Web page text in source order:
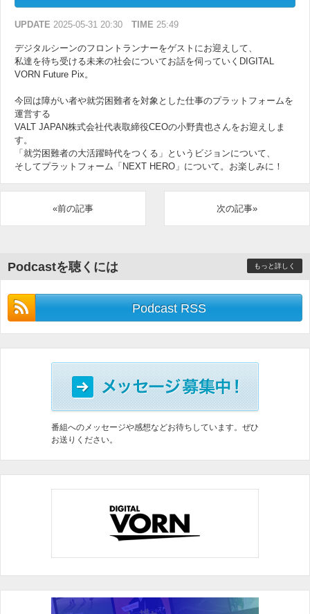
UPDATE 2025-05-31 20:30 TIME 25:49
デジタルシーンのフロントランナーをゲストにお迎えして、
私達を待ち受ける未来の社会についてお話を伺っていくDIGITAL
VORN Future Pix。
今回は障がい者や就労困難者を対象とした仕事のプラットフォームを
運営する
VALT JAPAN株式会社代表取締役CEOの小野貴也さんをお迎えしま
す。
「就労困難者の大活躍時代をつくる」というビジョンについて、
そしてプラットフォーム「NEXT HERO」について。お楽しみに！
«前の記事 次の記事»
Podcastを聴くには もっと詳しく
Podcast RSS
番組へのメッセージや感想などお待ちしています。ぜひ
お送りください。